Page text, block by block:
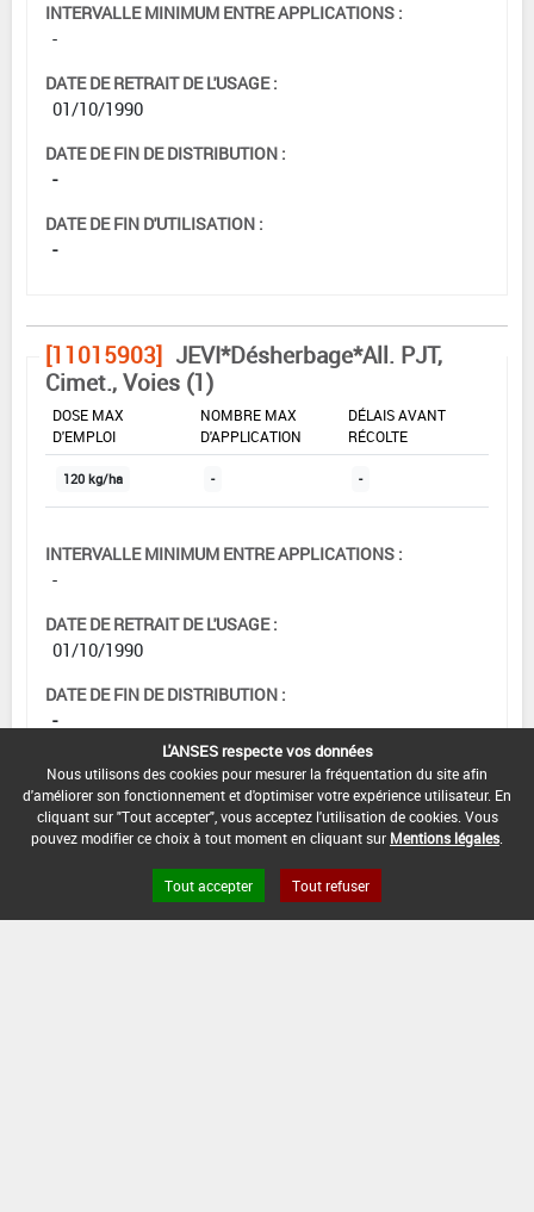
INTERVALLE MINIMUM ENTRE APPLICATIONS :
-
DATE DE RETRAIT DE L'USAGE :
01/10/1990
DATE DE FIN DE DISTRIBUTION :
-
DATE DE FIN D'UTILISATION :
-
[11015903] JEVI*Désherbage*All. PJT,
Cimet., Voies (1)
DOSE MAX
D'EMPLOI
NOMBRE MAX
D'APPLICATION
DÉLAIS AVANT
RÉCOLTE
120 kg/ha - -
INTERVALLE MINIMUM ENTRE APPLICATIONS :
-
DATE DE RETRAIT DE L'USAGE :
01/10/1990
DATE DE FIN DE DISTRIBUTION :
-
DATE DE FIN D'UTILISATION :
-
L'ANSES respecte vos données
Nous utilisons des cookies pour mesurer la fréquentation du site afin
d'améliorer son fonctionnement et d'optimiser votre expérience utilisateur. En
cliquant sur "Tout accepter", vous acceptez l'utilisation de cookies. Vous
pouvez modifier ce choix à tout moment en cliquant sur Mentions légales
Tout accepter Tout refuser